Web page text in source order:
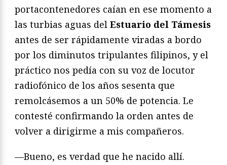
portacontenedores caían en ese momento a
las turbias aguas del Estuario del Támesis
antes de ser rápidamente viradas a bordo
por los diminutos tripulantes filipinos, y el
práctico nos pedía con su voz de locutor
radiofónico de los años sesenta que
remolcásemos a un 50% de potencia. Le
contesté confirmando la orden antes de
volver a dirigirme a mis compañeros.
—Bueno, es verdad que he nacido allí.